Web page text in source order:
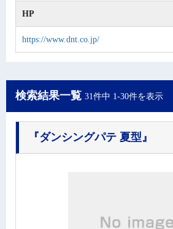
HP
https://www.dnt.co.jp/
検索結果一覧 31件中 1-30件を表示
『ダンシングパテ 夏型』